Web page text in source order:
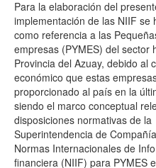
Para la elaboración del
implementación de las NIIF se
como referencia a las
empresas (PYMES) del sector
Provincia del Azuay, debido al
económico que estas
proporcionado al país en la
siendo el marco conceptual
disposiciones normativas de la
Superintendencia de
Normas Internacionales de
financiera (NIIF) para PYMES